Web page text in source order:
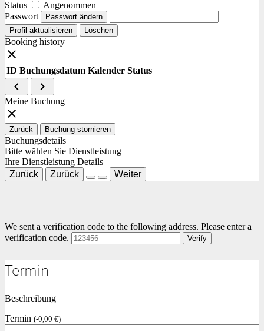
Status
Angenommen
Passwort
Passwort ändern
Profil aktualisieren
Löschen
Booking history
close
ID Buchungsdatum Kalender Status
navigate_before navigate_next
Meine Buchung
close
Zurück Buchung stornieren
Buchungsdetails
Bitte wählen Sie Dienstleistung
Ihre Dienstleistung Details
Zurück
Zurück Weiter
We sent a verification code to the following address. Please enter a
verification code.
Verify
Termin
Beschreibung
Termin (-0,00 €)